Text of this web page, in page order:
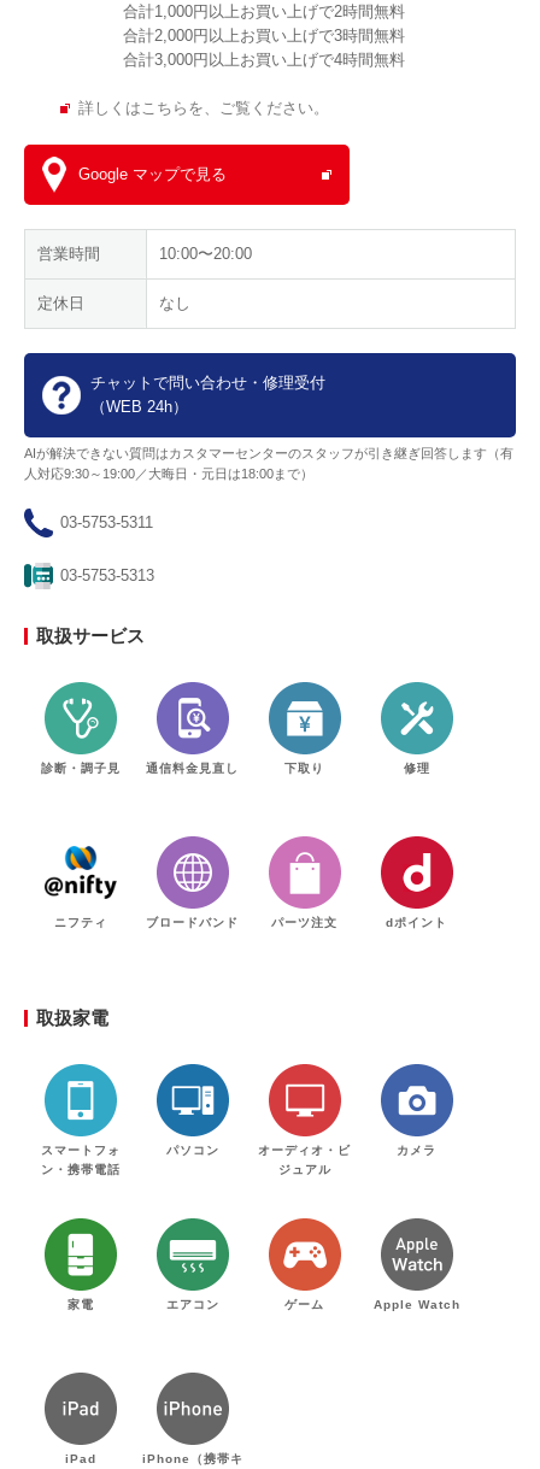
合計1,000円以上お買い上げで2時間無料
合計2,000円以上お買い上げで3時間無料
合計3,000円以上お買い上げで4時間無料
詳しくはこちらを、ご覧ください。
Google マップで見る
営業時間 10:00〜20:00
定休日 なし
チャットで問い合わせ・修理受付
（WEB 24h）
AIが解決できない質問はカスタマーセンターのスタッフが引き継ぎ回答します（有
人対応9:30～19:00／大晦日・元日は18:00まで）
03-5753-5311
03-5753-5313
取扱サービス
診断・調子見 通信料金見直し 下取り 修理
ニフティ ブロードバンド パーツ注文 dポイント
取扱家電
スマートフォ
ン・携帯電話
パソコン
オーディオ・ビ
ジュアル
カメラ
家電 エアコン ゲーム Apple Watch
iPad
iPhone（携帯キ